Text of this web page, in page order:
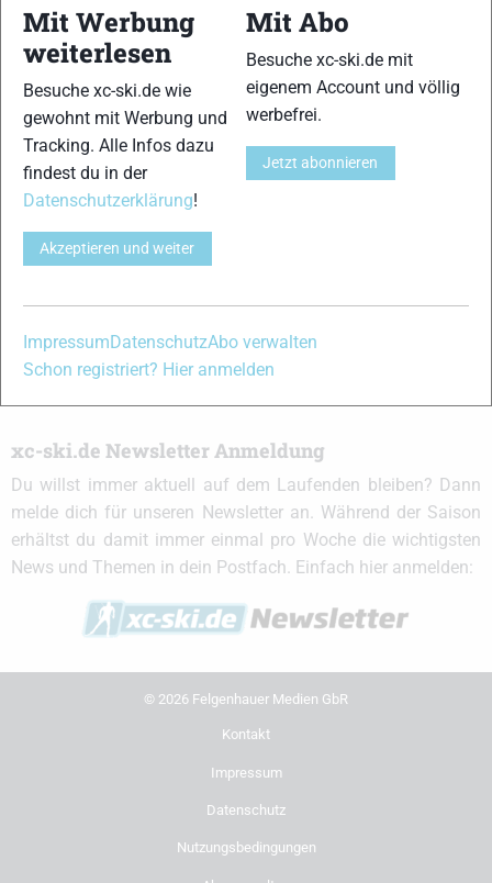
und allem was du sonst noch über deine Lieblingssportarten
wissen solltest.
ObSkilanglauf-Anfänger oder Profi-Sportler, wir haben
immer ein offenes Ohr für dich! Du kannst uns jederzeit über
dasKontaktformular erreichen.
instagramfacebookspotify x
xc-ski.de Newsletter Anmeldung
Du willst immer aktuell auf dem Laufenden bleiben? Dann
melde dich für unseren Newsletter an. Während der Saison
erhältst du damit immer einmal pro Woche die wichtigsten
News und Themen in dein Postfach. Einfach hier anmelden:
© 2026 Felgenhauer Medien GbR
Kontakt
Impressum
Datenschutz
Nutzungsbedingungen
Mit Werbung
weiterlesen
Besuche xc-ski.de wie
gewohnt mit Werbung und
Tracking. Alle Infos dazu
findest du in der
Datenschutzerklärung!
Akzeptieren und weiter
Mit Abo
Besuche xc-ski.de mit
eigenem Account und völlig
werbefrei.
Jetzt abonnieren
ImpressumDatenschutzAbo verwalten
Schon registriert? Hier anmelden